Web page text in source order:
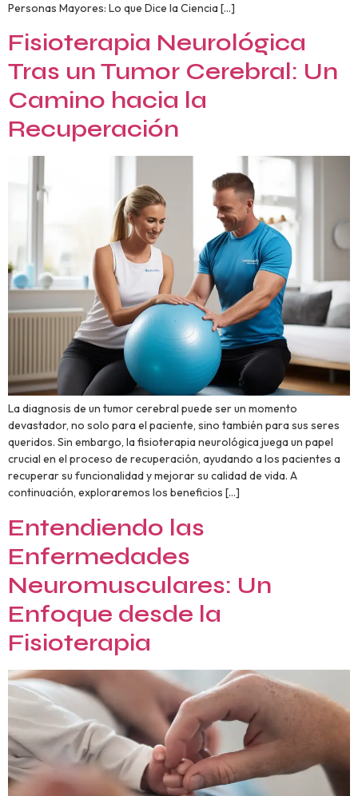
Personas Mayores: Lo que Dice la Ciencia […]
Fisioterapia Neurológica
Tras un Tumor Cerebral: Un
Camino hacia la
Recuperación
La diagnosis de un tumor cerebral puede ser un momento
devastador, no solo para el paciente, sino también para sus seres
queridos. Sin embargo, la fisioterapia neurológica juega un papel
crucial en el proceso de recuperación, ayudando a los pacientes a
recuperar su funcionalidad y mejorar su calidad de vida. A
continuación, exploraremos los beneficios […]
Entendiendo las
Enfermedades
Neuromusculares: Un
Enfoque desde la
Fisioterapia